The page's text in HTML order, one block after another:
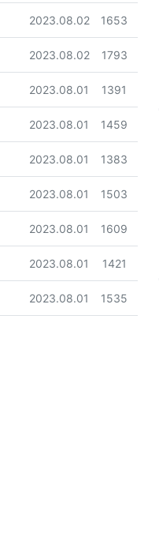
등록일
2023.08.02 조회
1653
등록일
2023.08.02 조회
1793
등록일
2023.08.01 조회
1391
등록일
2023.08.01 조회
1459
등록일
2023.08.01 조회
1383
등록일
2023.08.01 조회
1503
등록일
2023.08.01 조회
1609
등록일
2023.08.01 조회
1421
등록일
2023.08.01 조회
1535